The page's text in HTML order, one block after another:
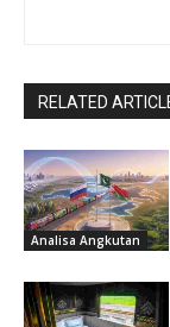
RELATED
Analisa Angkutan